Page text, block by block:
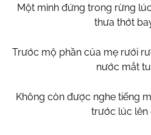
Một mình đứng trong rừng
thưa thớt
Trước mộ phần của mẹ rưới
nước mắt
Không còn được nghe tiếng
trước lúc lên